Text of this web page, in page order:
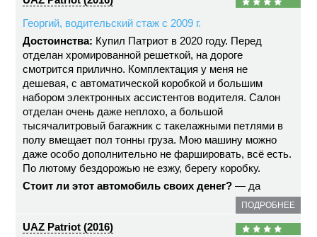
Георгий, водительский стаж с 2009 г.
Достоинства: Купил Патриот в 2020 году. Перед
отделан хромированной решеткой, на дороге
смотрится прилично. Комплектация у меня не
дешевая, с автоматической коробкой и большим
набором электронных ассистентов водителя. Салон
отделан очень даже неплохо, а большой
тысячалитровый багажник с такелажными петлями в
полу вмещает пол тонны груза. Мою машину можно
даже особо дополнительно не фаршировать, всё есть.
По лютому бездорожью не езжу, берегу коробку.
Стоит ли этот автомобиль своих денег? — да
ПОДРОБНЕЕ
UAZ Patriot (2016)